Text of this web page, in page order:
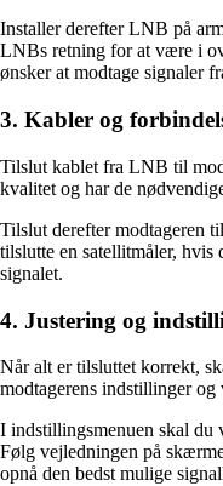
Installer derefter LNB på
LNBs retning for at være i
ønsker at modtage signaler
3. Kabler og
Tilslut kablet fra LNB til
kvalitet og har de
Tilslut derefter modtageren
tilslutte en satellitmåler,
signalet.
4. Justering og
Når alt er tilsluttet korrekt,
modtagerens indstillinger
I indstillingsmenuen skal du
Følg vejledningen på
opnå den bedst mulige